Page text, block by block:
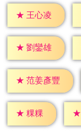
★ 王心凌
★ 劉鑾雄
★ 范姜彥豐
★ 粿粿 ★